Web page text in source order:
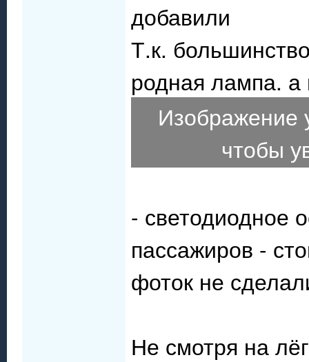
добавили
Т.к.
родная лампа. а
чтобы
- светодиодное
пассажиров -
фоток не
Не смотря на